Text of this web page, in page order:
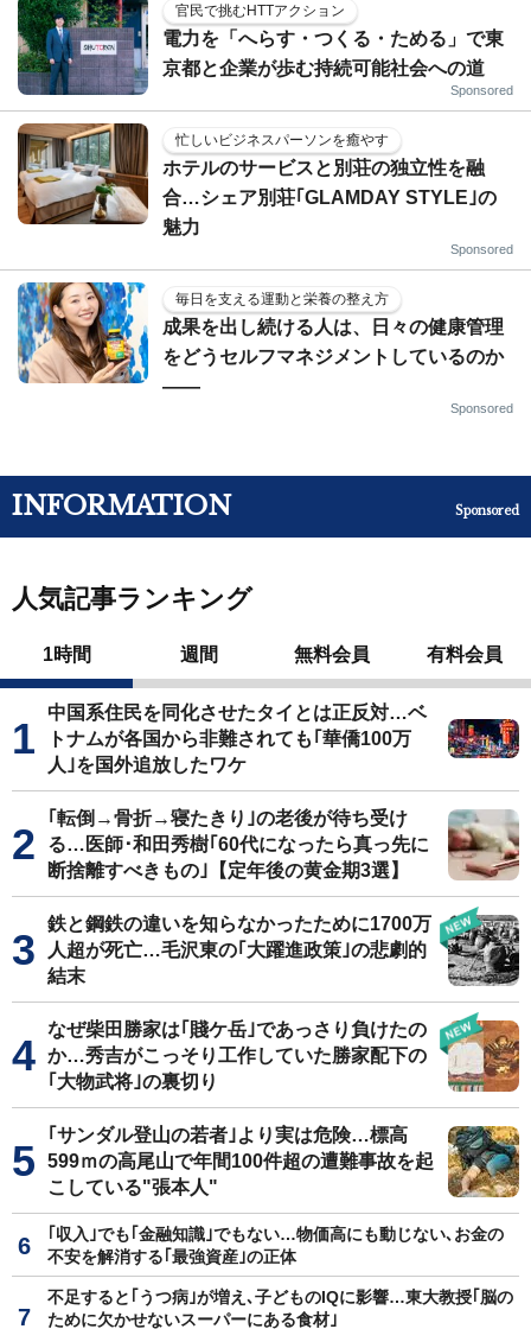
官民で挑むHTTアクション
電力を「へらす・つくる・ためる」で東
京都と企業が歩む持続可能社会への道
Sponsored
忙しいビジネスパーソンを癒やす
ホテルのサービスと別荘の独立性を融
合…シェア別荘｢GLAMDAY STYLE｣の
魅力
Sponsored
毎日を支える運動と栄養の整え方
成果を出し続ける人は、日々の健康管理
をどうセルフマネジメントしているのか
——
Sponsored
INFORMATION Sponsored
人気記事ランキング
1時間 週間 無料会員 有料会員
中国系住民を同化させたタイとは正反対…ベ
トナムが各国から非難されても｢華僑100万
人｣を国外追放したワケ
｢転倒→骨折→寝たきり｣の老後が待ち受け
る…医師･和田秀樹｢60代になったら真っ先に
断捨離すべきもの｣【定年後の黄金期3選】
鉄と鋼鉄の違いを知らなかったために1700万
人超が死亡…毛沢東の｢大躍進政策｣の悲劇的
結末
なぜ柴田勝家は｢賤ケ岳｣であっさり負けたの
か…秀吉がこっそり工作していた勝家配下の
｢大物武将｣の裏切り
｢サンダル登山の若者｣より実は危険…標高
599ｍの高尾山で年間100件超の遭難事故を起
こしている"張本人"
｢収入｣でも｢金融知識｣でもない…物価高にも動じない､お金の
不安を解消する｢最強資産｣の正体
不足すると｢うつ病｣が増え､子どものIQに影響…東大教授｢脳の
ために欠かせないスーパーにある食材｣